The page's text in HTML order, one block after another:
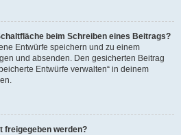
beim Schreiben eines Beitrags?
Entwürfe speichern und zu einem
und absenden. Den gesicherten Beitrag
Entwürfe verwalten“ in deinem
freigegeben werden?